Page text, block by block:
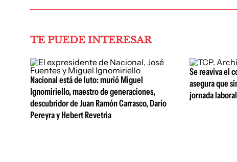
TE PUEDE INTERESAR
Nacional está de luto: murió Miguel
Ignomiriello, maestro de generaciones,
descubridor de Juan Ramón Carrasco, Darío
Pereyra y Hebert Revetria
Se reaviva el
asegura que
jornada